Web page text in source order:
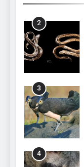
2
3
4